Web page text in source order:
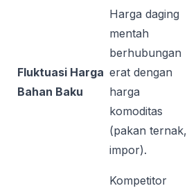
Fluktuasi Harga
Bahan Baku
Harga daging
mentah
berhubungan
erat dengan
harga
komoditas
(pakan ternak,
impor).
Kompetitor